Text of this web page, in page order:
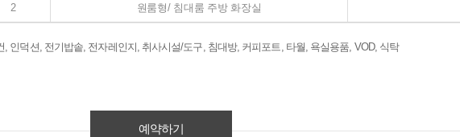
2 원룸형/ 침대룸 주방 화장실
인덕션, 전기밥솥, 전자레인지, 취사시설/도구, 침대방, 커피포트, 타월, 욕실용품, VOD, 식탁
예약하기